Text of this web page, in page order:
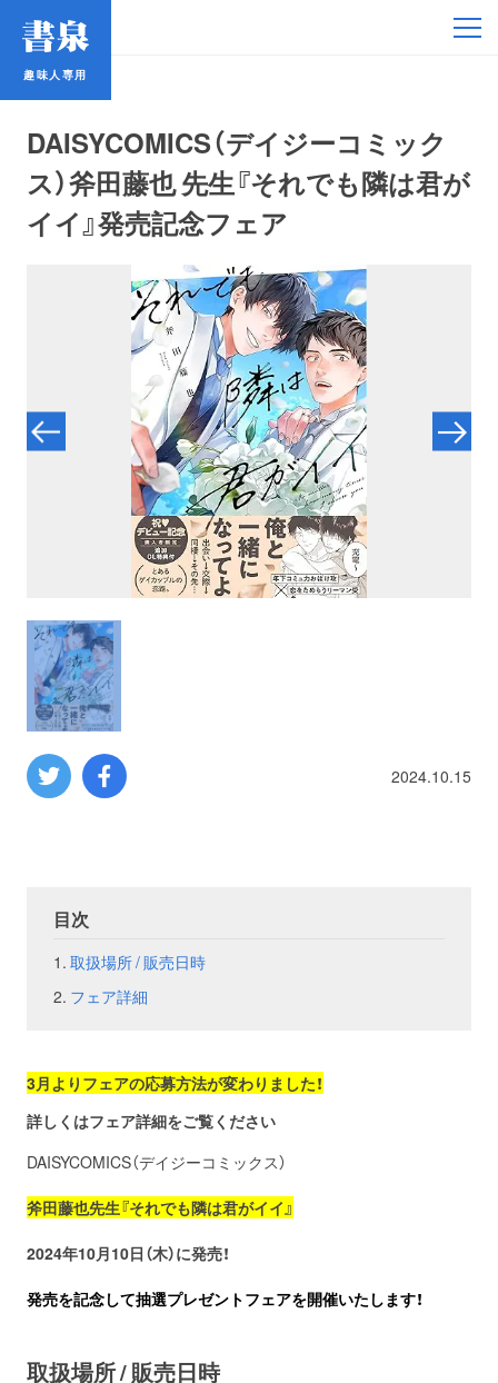
趣味人専用
DAISYCOMICS（デイジーコミック
ス）斧田藤也 先生『それでも隣は君が
イイ』発売記念フェア
2024.10.15
目次
取扱場所 / 販売日時
フェア詳細
3月よりフェアの応募方法が変わりました！
詳しくはフェア詳細をご覧ください
DAISYCOMICS（デイジーコミックス）
斧田藤也先生『それでも隣は君がイイ』
2024年10月10日（木）に発売！
発売を記念して抽選プレゼントフェアを開催いたします！
取扱場所 / 販売日時
趣味人専用
鉄道・バス
コミック・ラノベ
プロレス
コンピューター
ミリタリー
その他
フェア